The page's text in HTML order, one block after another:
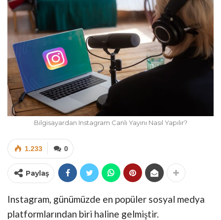
Bilgisayardan Instagram Canlı Yayını Nasıl Yapılır?
0
1.233
Paylaş
Instagram, günümüzde en popüler sosyal medya
platformlarından biri haline gelmiştir.